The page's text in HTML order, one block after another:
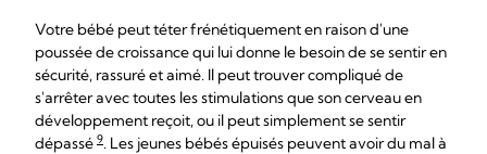
Votre bébé peut téter frénétiquement en raison d'une
poussée de croissance qui lui donne le besoin de se sentir en
sécurité, rassuré et aimé. Il peut trouver compliqué de
s'arrêter avec toutes les stimulations que son cerveau en
développement reçoit, ou il peut simplement se sentir
dépassé 9. Les jeunes bébés épuisés peuvent avoir du mal à